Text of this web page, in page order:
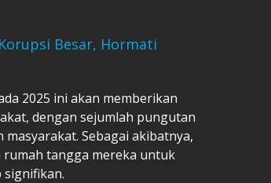
Besar, Hormati
2025 ini akan memberikan
dengan sejumlah pungutan
Sebagai akibatnya,
tangga mereka untuk
signifikan.